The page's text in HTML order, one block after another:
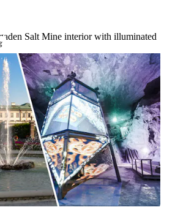
Salt Mine interior with illuminated